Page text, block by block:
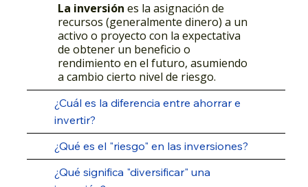
La inversión es la asignación de
recursos (generalmente dinero) a un
activo o proyecto con la expectativa
de obtener un beneficio o
rendimiento en el futuro, asumiendo
a cambio cierto nivel de riesgo.
¿Cuál es la diferencia entre ahorrar e
invertir?
¿Qué es el "riesgo" en las inversiones?
¿Qué significa "diversificar" una